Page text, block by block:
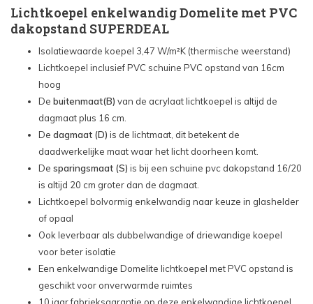
Dagmaat lichtkoepel: 60x90 cm - €346,80
Dagmaat lichtkoepel: 70x70 cm - €334,80
Dagmaat lichtkoepel: 70x100 cm - €406,80
Dagmaat lichtkoepel: 75x75 cm - €358,80
Dagmaat lichtkoepel: 80x80 cm - €370,80
Dagmaat lichtkoepel: 80x180 cm - €574,80
Dagmaat lichtkoepel: 90x90 cm - €411,60
Dagmaat lichtkoepel: 100x100 cm - €430,80
Lichtkoepel enkelwandig Domelite met PVC
dakopstand SUPERDEAL
Isolatiewaarde koepel 3,47 W/m²K (thermische weerstand)
Lichtkoepel inclusief PVC schuine PVC opstand van 16cm
hoog
De buitenmaat(B) van de acrylaat lichtkoepel is altijd de
dagmaat plus 16 cm.
De dagmaat (D) is de lichtmaat, dit betekent de
daadwerkelijke maat waar het licht doorheen komt.
De sparingsmaat (S) is bij een schuine pvc dakopstand 16/20
is altijd 20 cm groter dan de dagmaat.
Lichtkoepel bolvormig enkelwandig naar keuze in glashelder
of opaal
Ook leverbaar als dubbelwandige of driewandige koepel
voor beter isolatie
Een enkelwandige Domelite lichtkoepel met PVC opstand is
geschikt voor onverwarmde ruimtes